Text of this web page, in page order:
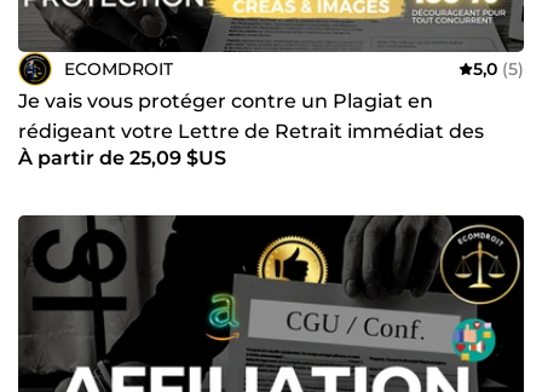
ECOMDROIT 5,0 (5)
Je vais vous protéger contre un Plagiat en
rédigeant votre Lettre de Retrait immédiat des
éléments protégés
À partir de 25,09 $US